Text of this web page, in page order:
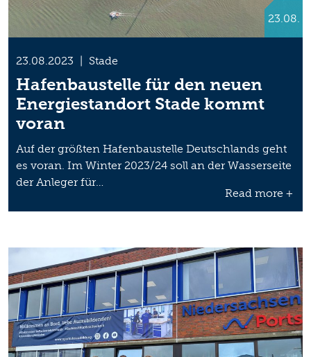
23.08.
23.08.2023 | Stade
Hafenbaustelle für den neuen
Energiestandort Stade kommt
voran
Auf der größten Hafenbaustelle Deutschlands geht
es voran. Im Winter 2023/24 soll an der Wasserseite
der Anleger für…
Read more +